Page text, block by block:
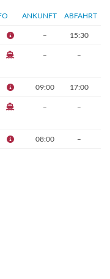
ANKUNFT ABFAHRT
– 15:30
– –
09:00 17:00
– –
08:00 –